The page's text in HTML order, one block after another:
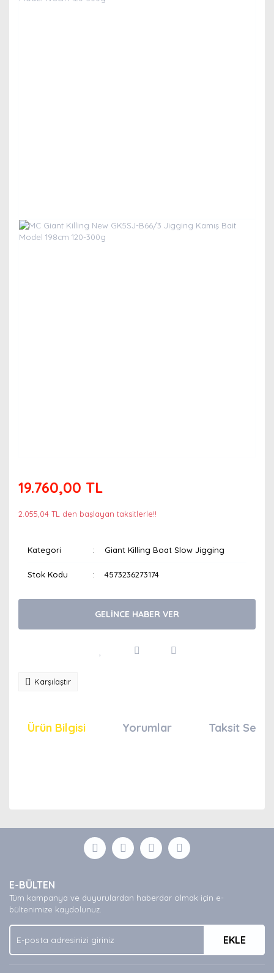
19.760,00 TL
2.055,04 TL den başlayan taksitlerle!!
Kategori Giant Killing Boat Slow Jigging
Stok Kodu 4573236273174
GELİNCE HABER VER
Karşılaştır
Ürün Bilgisi Yorumlar Taksit
Yorum Yaz
formunu kullanarak tarafımıza iletebilirsiniz.
Görüş ve önerileriniz için teşekkür ederiz.
Ürün açıklamasında eksik bilgiler bulunuyor.
Ürün bilgilerinde hatalar bulunuyor.
Ürün fiyatı diğer sitelerden daha pahalı.
Bu ürüne benzer farklı alternatifler olmalı.
E-BÜLTEN
Tüm kampanya ve duyurulardan haberdar olmak için e-
bültenimize kaydolunuz.
EKLE